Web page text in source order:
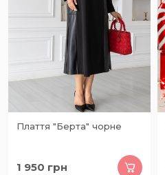
Плаття "Берта" чорне
1 950 грн